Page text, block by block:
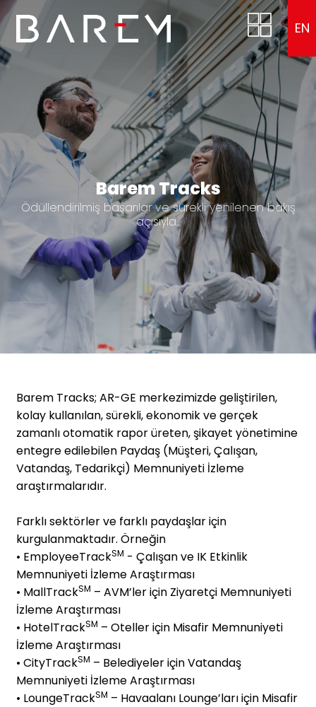
EN
Barem Tracks
Ödüllendirilmiş başarılar ve sürekli yenilenen bakış
açısıyla...
Barem Tracks; AR-GE merkezimizde geliştirilen,
kolay kullanılan, sürekli, ekonomik ve gerçek
zamanlı otomatik rapor üreten, şikayet yönetimine
entegre edilebilen Paydaş (Müşteri, Çalışan,
Vatandaş, Tedarikçi) Memnuniyeti İzleme
araştırmalarıdır.
Farklı sektörler ve farklı paydaşlar için
kurgulanmaktadır. Örneğin
• EmployeeTrackSM - Çalışan ve IK Etkinlik
Memnuniyeti İzleme Araştırması
• MallTrackSM – AVM’ler için Ziyaretçi Memnuniyeti
İzleme Araştırması
• HotelTrackSM – Oteller için Misafir Memnuniyeti
İzleme Araştırması
• CityTrackSM – Belediyeler için Vatandaş
Memnuniyeti İzleme Araştırması
• LoungeTrackSM – Havaalanı Lounge’ları için Misafir